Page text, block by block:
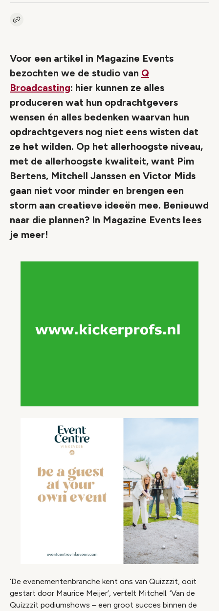
Kopieer link naar artikel
Voor een artikel in Magazine Events
bezochten we de studio van Q
Broadcasting: hier kunnen ze alles
produceren wat hun opdrachtgevers
wensen én alles bedenken waarvan hun
opdrachtgevers nog niet eens wisten dat
ze het wilden. Op het allerhoogste niveau,
met de allerhoogste kwaliteit, want Pim
Bertens, Mitchell Janssen en Victor Mids
gaan niet voor minder en brengen een
storm aan creatieve ideeën mee. Benieuwd
naar die plannen? In Magazine Events lees
je meer!
‘De evenementenbranche kent ons van Quizzzit, ooit
gestart door Maurice Meijer’, vertelt Mitchell. ‘Van de
Quizzzit podiumshows – een groot succes binnen de